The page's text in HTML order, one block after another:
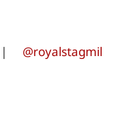
@royalstagmil